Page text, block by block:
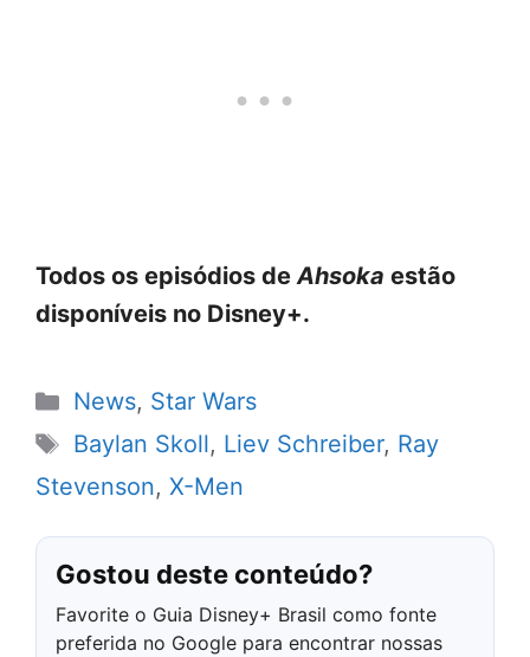
Todos os episódios deAhsoka estão
disponíveis no Disney+.
Categorias
News, Star Wars
Tags
Baylan Skoll, Liev Schreiber, Ray
Stevenson, X-Men
Gostou deste conteúdo?
Favorite o Guia Disney+ Brasil como fonte
preferida no Google para encontrar nossas